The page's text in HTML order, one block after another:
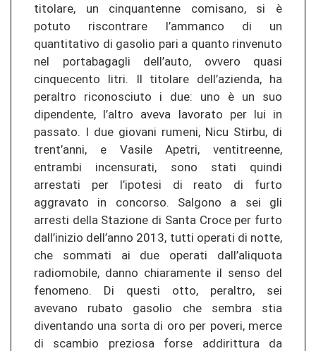
titolare, un cinquantenne comisano, si è
potuto riscontrare l’ammanco di un
quantitativo di gasolio pari a quanto rinvenuto
nel portabagagli dell’auto, ovvero quasi
cinquecento litri. Il titolare dell’azienda, ha
peraltro riconosciuto i due: uno è un suo
dipendente, l’altro aveva lavorato per lui in
passato. I due giovani rumeni, Nicu Stirbu, di
trent’anni, e Vasile Apetri, ventitreenne,
entrambi incensurati, sono stati quindi
arrestati per l’ipotesi di reato di furto
aggravato in concorso. Salgono a sei gli
arresti della Stazione di Santa Croce per furto
dall’inizio dell’anno 2013, tutti operati di notte,
che sommati ai due operati dall’aliquota
radiomobile, danno chiaramente il senso del
fenomeno. Di questi otto, peraltro, sei
avevano rubato gasolio che sembra stia
diventando una sorta di oro per poveri, merce
di scambio preziosa forse addirittura da